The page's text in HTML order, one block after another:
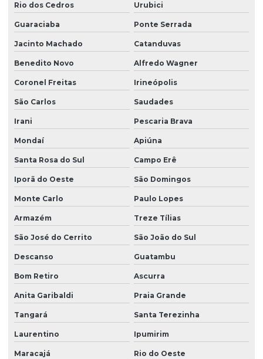
Projeto hidrossanitário loteamento
Projeto hidrossanitário predial
Projeto hidrossanitário sobrado
Projeto de laje protendida
Projeto de paredes estruturais para empresas
Projeto de rede de esgoto sanitário
Projeto sanitário completo
Projeto sistema hidraulico
Projetos estruturais
Viga para concreto armado
Viga concreto protendido
Rio dos Cedros Urubici
Guaraciaba Ponte Serrada
Jacinto Machado Catanduvas
Benedito Novo Alfredo Wagner
Coronel Freitas Irineópolis
São Carlos Saudades
Irani Pescaria Brava
Mondaí Apiúna
Santa Rosa do Sul Campo Erê
Iporã do Oeste São Domingos
Monte Carlo Paulo Lopes
Armazém Treze Tílias
São José do Cerrito São João do Sul
Descanso Guatambu
Bom Retiro Ascurra
Anita Garibaldi Praia Grande
Tangará Santa Terezinha
Laurentino Ipumirim
Maracajá Rio do Oeste